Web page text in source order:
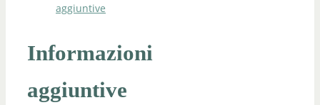
aggiuntive
Informazioni
aggiuntive